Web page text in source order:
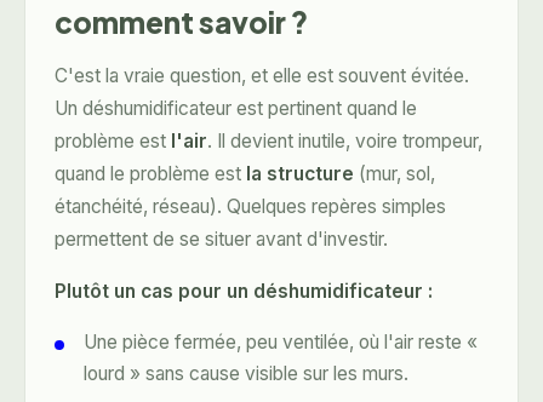
comment savoir ?
C'est la vraie question, et elle est souvent évitée.
Un déshumidificateur est pertinent quand le
problème est l'air. Il devient inutile, voire trompeur,
quand le problème est la structure (mur, sol,
étanchéité, réseau). Quelques repères simples
permettent de se situer avant d'investir.
Plutôt un cas pour un déshumidificateur :
Une pièce fermée, peu ventilée, où l'air reste «
lourd » sans cause visible sur les murs.